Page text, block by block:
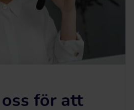
för att